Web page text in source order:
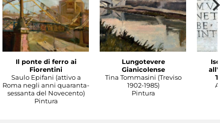
Il ponte di ferro ai
Fiorentini
Saulo Epifani (attivo a
Roma negli anni quaranta-
sessanta del Novecento)
Pintura
Lungotevere
Gianicolense
Tina Tommasini (Treviso
1902-1985)
Pintura